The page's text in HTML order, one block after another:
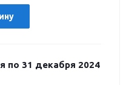
по 31 декабря 2024